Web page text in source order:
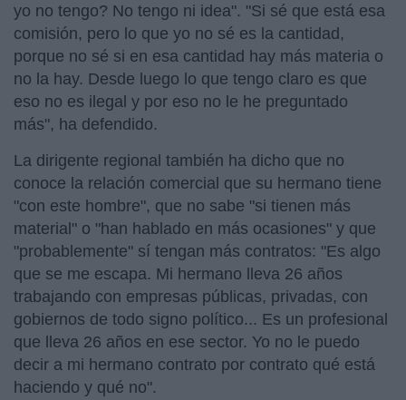
yo no tengo? No tengo ni idea". "Si sé que está esa
comisión, pero lo que yo no sé es la cantidad,
porque no sé si en esa cantidad hay más materia o
no la hay. Desde luego lo que tengo claro es que
eso no es ilegal y por eso no le he preguntado
más", ha defendido.
La dirigente regional también ha dicho que no
conoce la relación comercial que su hermano tiene
"con este hombre", que no sabe "si tienen más
material" o "han hablado en más ocasiones" y que
"probablemente" sí tengan más contratos: "Es algo
que se me escapa. Mi hermano lleva 26 años
trabajando con empresas públicas, privadas, con
gobiernos de todo signo político... Es un profesional
que lleva 26 años en ese sector. Yo no le puedo
decir a mi hermano contrato por contrato qué está
haciendo y qué no".